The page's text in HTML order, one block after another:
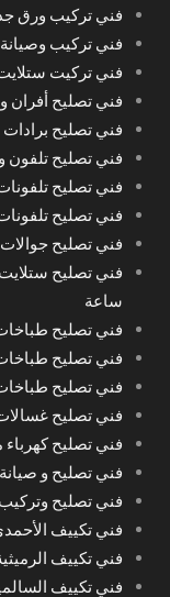
فني تركيب ورق
فني تركيب وصيانة
فني تركيت
فني تصليح
فني تصليح
فني تصليح تلفون
فني تصليح
فني تصليح
فني تصليح جوالات
ساعة
فني تصليح طباخات 67616123
فني تصليح
فني تصليح
فني تصليح
فني تصليح كهرباء
فني تصليح و
فني تصليح
فني تكييف الأحمدي
فني تكييف
فني تكييف السالمية 98025055